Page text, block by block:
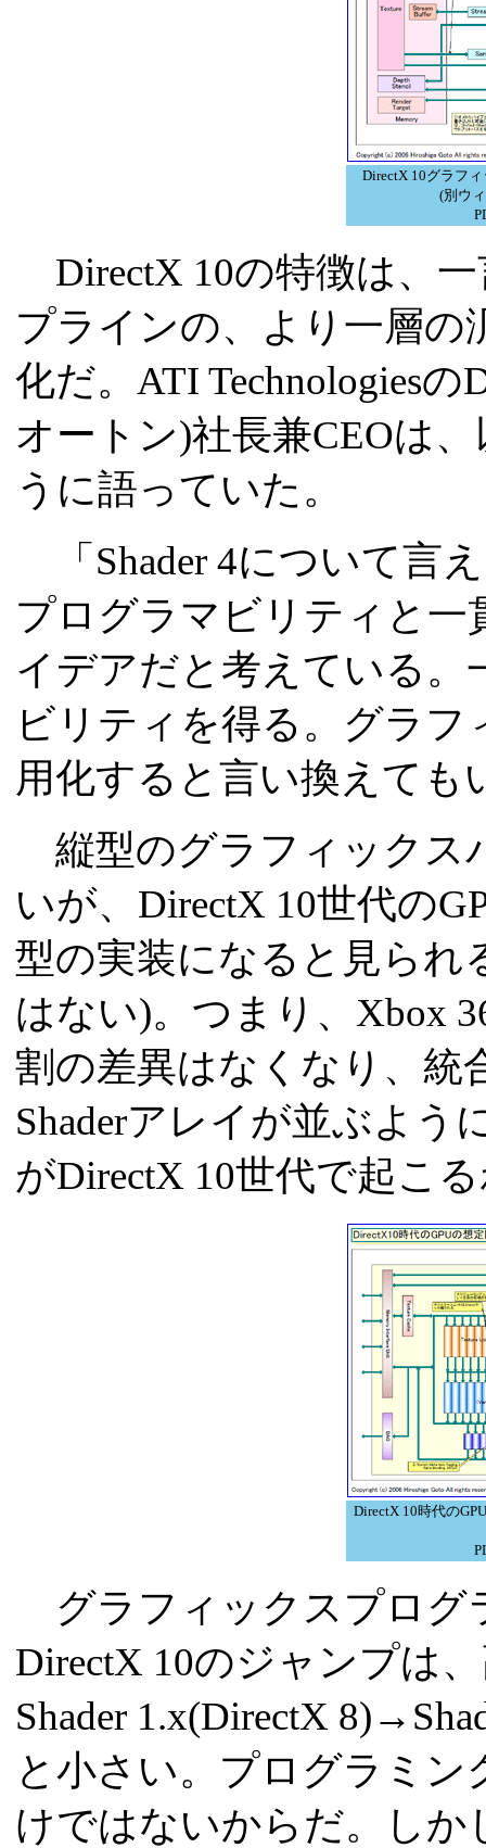
DirectX 10グラフ
(別ウ
DirectX 10の特徴は、
プラインの、より一層
化だ。ATI Technologies
オートン)社長兼CEOは
うに語っていた。
「Shader 4について言
プログラマビリティと一
イデアだと考えている。
ビリティを得る。グラ
用化すると言い換えても
縦型のグラフィックス
いが、DirectX 10世代の
型の実装になると見られ
はない)。つまり、Xbox
割の差異はなくなり、統
Shaderアレイが並ぶよう
がDirectX 10世代で起こ
DirectX 10時代の
グラフィックスプログ
DirectX 10のジャンプは
Shader 1.x(DirectX
と小さい。プログラミ
けではないからだ。しか